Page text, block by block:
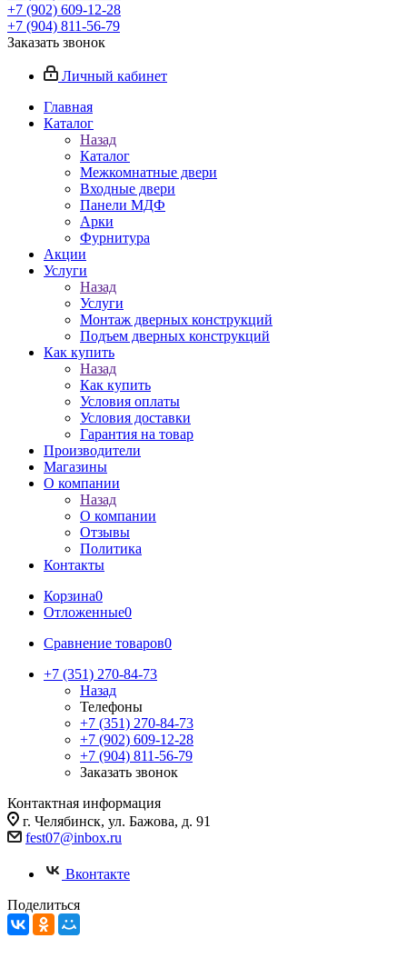
+7 (902) 609-12-28
+7 (904) 811-56-79
Заказать звонок
Личный кабинет
Главная
Каталог
Назад
Каталог
Межкомнатные двери
Входные двери
Панели МДФ
Арки
Фурнитура
Акции
Услуги
Назад
Услуги
Монтаж дверных конструкций
Подъем дверных конструкций
Как купить
Назад
Как купить
Условия оплаты
Условия доставки
Гарантия на товар
Производители
Магазины
О компании
Назад
О компании
Отзывы
Политика
Контакты
Корзина0
Отложенные0
Сравнение товаров0
+7 (351) 270-84-73
Назад
Телефоны
+7 (351) 270-84-73
+7 (902) 609-12-28
+7 (904) 811-56-79
Заказать звонок
Контактная информация
г. Челябинск, ул. Бажова, д. 91
fest07@inbox.ru
Вконтакте
Поделиться